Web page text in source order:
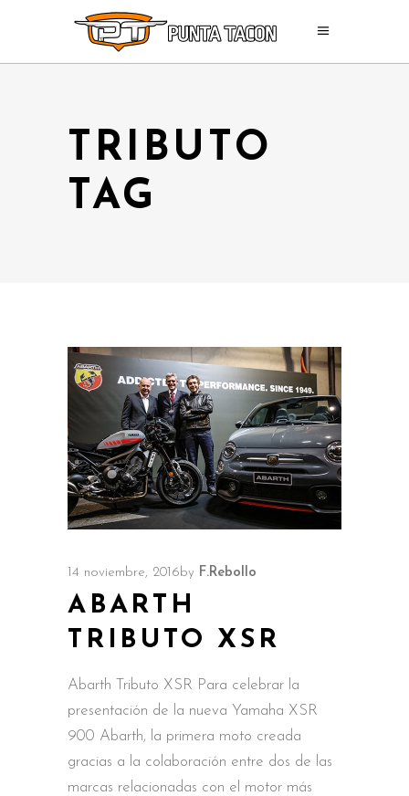
TRIBUTO
TAG
14 noviembre, 2016 by F.Rebollo
ABARTH
TRIBUTO XSR
Abarth Tributo XSR Para celebrar la
presentación de la nueva Yamaha XSR
900 Abarth, la primera moto creada
gracias a la colaboración entre dos de las
marcas relacionadas con el motor más